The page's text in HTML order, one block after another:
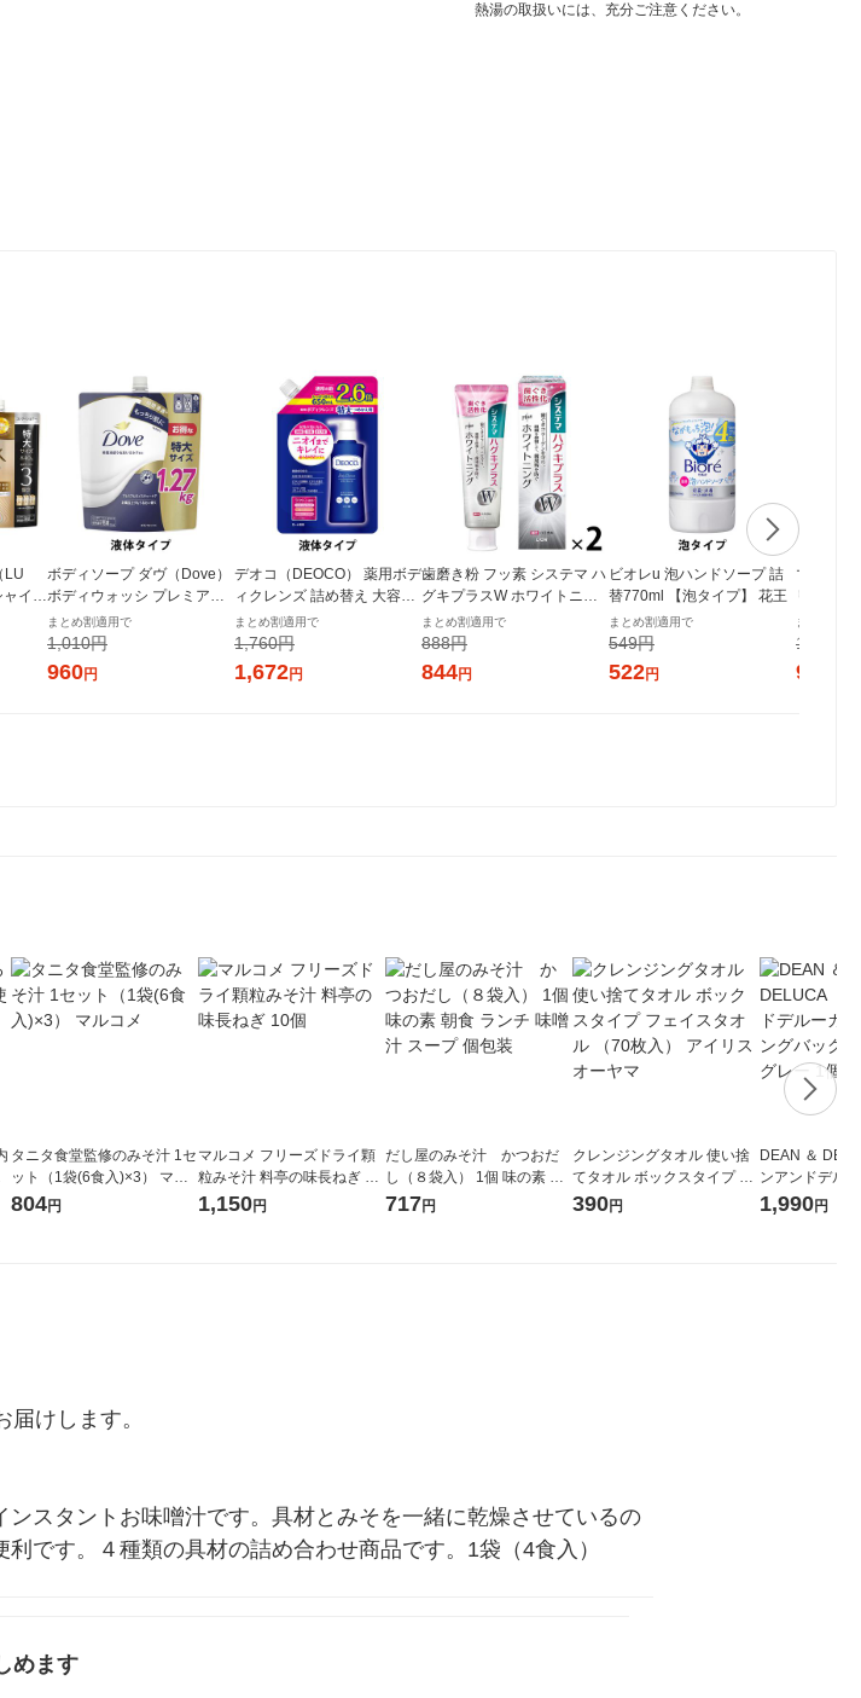
熱湯の取扱いには、充分ご注意ください。
LU
イン
ャン
セッ
ボディソープ ダヴ（Dove）
ボディウォッシ プレミアム
モイスチャーケア つめかえ
用 特大 1270g Dove 液体タ
まとめ割適用で
1,010円
960円
デオコ（DEOCO） 薬用ボデ
ィクレンズ 詰め替え 大容量
650g ロート製薬 【液体タイ
プ】
まとめ割適用で
1,760円
1,672円
歯磨き粉 フッ素 システマ ハ
グキプラスW ホワイトニン
グ ハミガキ 高濃度フッ素配
合 歯周病予防 95g 1セット
まとめ割適用で
888円
844円
ビオレu 泡ハンドソープ 詰
替770ml 【泡タイプ】 花王
まとめ割適用で
549円
522円
マウスウ
リニカ
タルリン
ンアルコ
まとめ割適
1,044円
992
タニタ食堂監修のみそ汁 1セ
ット（1袋(6食入)×3） マル
コメ
804円
マルコメ フリーズドライ顆
粒みそ汁 料亭の味長ねぎ 10
個
1,150円
だし屋のみそ汁 かつおだ
し（８袋入） 1個 味の素 朝
食 ランチ 味噌汁 スープ 個
717円
クレンジングタオル 使い捨
てタオル ボックスタイプ フ
ェイスタオル （70枚入） ア
390円
DEAN ＆
ンアンドデル
ピングバッグ
グレー 1個
1,990円
けします。
スタントお味噌汁です。具材とみそを一緒に乾燥させているの
です。４種類の具材の詰め合わせ商品です。1袋（4食入）
めます